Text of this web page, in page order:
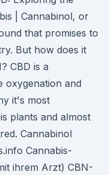
| Cannabinol, or
that promises to
But how does it
CBD is a
oxygenation and
it's most
plants and almost
Cannabinol
Cannabis-
ihrem Arzt) CBN-